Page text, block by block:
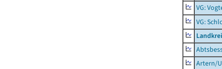
VG:
VG:
Artern/